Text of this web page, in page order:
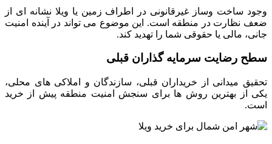
وجود ساخت وساز غیرقانونی در اطراف زمین یا ویلا نشانه ای از
ضعف نظارت در منطقه است. این موضوع می تواند در آینده امنیت
جانی، مالی یا حقوقی شما را تهدید کند.
سطح رضایت سرمایه گذاران قبلی
تحقیق میدانی از خریداران قبلی، سازندگان و املاکی های محلی،
یکی از بهترین روش ها برای سنجش امنیت منطقه پیش از خرید
است.